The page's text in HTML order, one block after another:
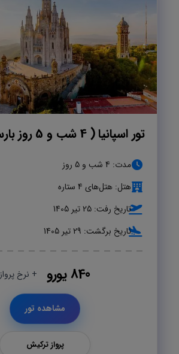
840 یورو + نرخ پرواز
مشاهده تور
پرواز ترکیش
تور اسپانیا ( 4 شب و 5 روز بارسلون )
مدت: 4 شب و 5 روز
هتل: هتل‌های 4 ستاره
تاریخ رفت: 25 تیر 1405
تاریخ برگشت: 29 تیر 1405